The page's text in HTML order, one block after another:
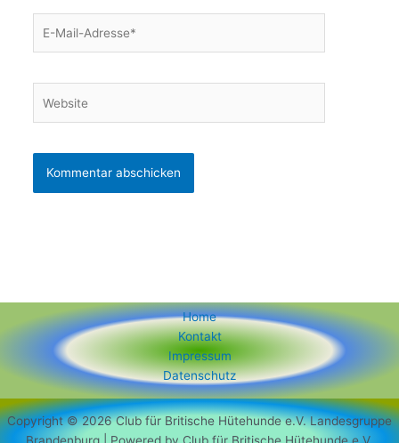
Mail-
Home
Kontakt
Impressum
Datenschutz
Copyright © 2026 Club für Britische Hütehunde e.V. Landesgruppe